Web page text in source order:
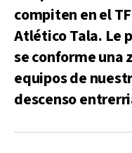
compiten en el
Atlético Tala. Le
se conforme una
equipos de
descenso